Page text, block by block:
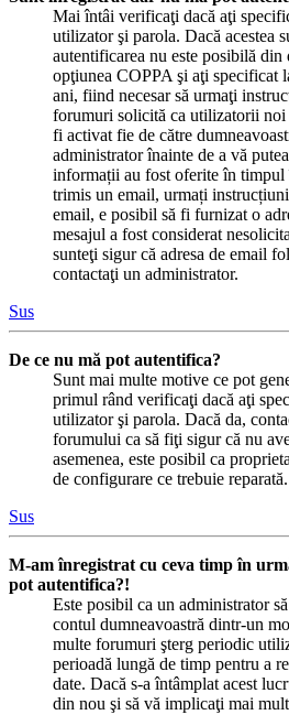
Mai întâi verificaţi dacă aţi
utilizator şi parola. Dacă acestea
autentificarea nu este posibilă din
opţiunea COPPA şi aţi specificat
ani, fiind necesar să urmaţi
forumuri solicită ca utilizatorii
fi activat fie de către
administrator înainte de a vă
informații au fost oferite în timpul
trimis un email, urmați
email, e posibil să fi furnizat o
mesajul a fost considerat
sunteţi sigur că adresa de email
contactaţi un administrator.
Sus
De ce nu mă pot autentifica?
Sunt mai multe motive ce pot
primul rând verificaţi dacă aţi
utilizator şi parola. Dacă da,
forumului ca să fiţi sigur că nu
asemenea, este posibil ca
de configurare ce trebuie reparată.
Sus
M-am înregistrat cu ceva timp în
pot autentifica?!
Este posibil ca un administrator
contul dumneavoastră dintr-un
multe forumuri şterg periodic
perioadă lungă de timp pentru a
date. Dacă s-a întâmplat acest
din nou şi să vă implicaţi mai